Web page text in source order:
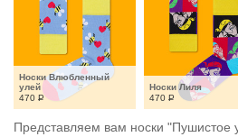
Носки Влюбленный
улей
470 Р
Носки Лиля
470 Р
Представляем вам носки